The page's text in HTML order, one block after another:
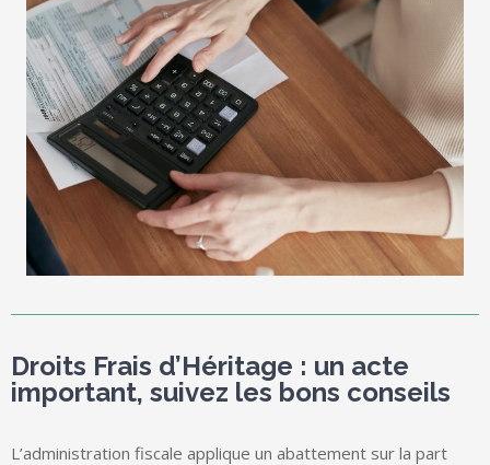
Droits Frais d’Héritage : un acte
important, suivez les bons conseils
L’administration fiscale applique un abattement sur la part